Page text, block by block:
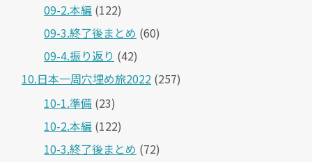
09-2.本編 (122)
09-3.終了後まとめ (60)
09-4.振り返り (42)
10.日本一周穴埋め旅2022 (257)
10-1.準備 (23)
10-2.本編 (122)
10-3.終了後まとめ (72)